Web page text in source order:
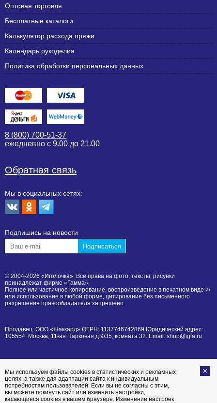
Оптовая торговля
Бесплатные каталоги
Калькулятор расхода пряжи
Календарь рукоделия
Политика обработки персональных данных
8 (800) 700-51-37
ежедневно с 9.00 до 21.00
Обратная связь
Мы в социальных сетях:
Подпишиcь на новости
© 2004-2026 «Иголочка». Все права на фото, тексты, рисунки
принадлежат фирме «Гамма».
Полное или частичное копирование, воспроизведение в печатном виде и/
или использование в любой форме, цитирование без письменного
разрешения правообладателя запрещено.
Продавец: ООО «Жаккард» ОГРН: 1137746742869 Юридический адрес:
105554, Москва, 11-ая Парковая д.9/35, комната 32. Email: shop@igla.ru
Мы используем файлы cookies в статистических и рекламных
целях, а также для адаптации сайта к индивидуальным
потребностям пользователей. Если вы не согласны с этим,
вы можете покинуть сайт или изменить настройки,
касающиеся cookies в вашем браузере. Изменение настроек